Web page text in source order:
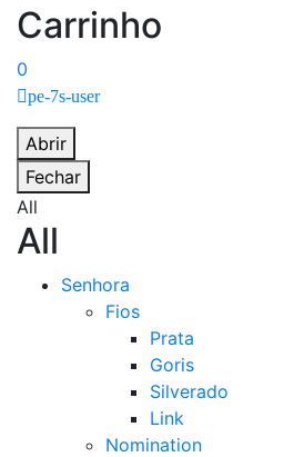
Carrinho
0
pe-7s-user
Abrir
Fechar
All
All
Senhora
Fios
Prata
Goris
Silverado
Link
Nomination